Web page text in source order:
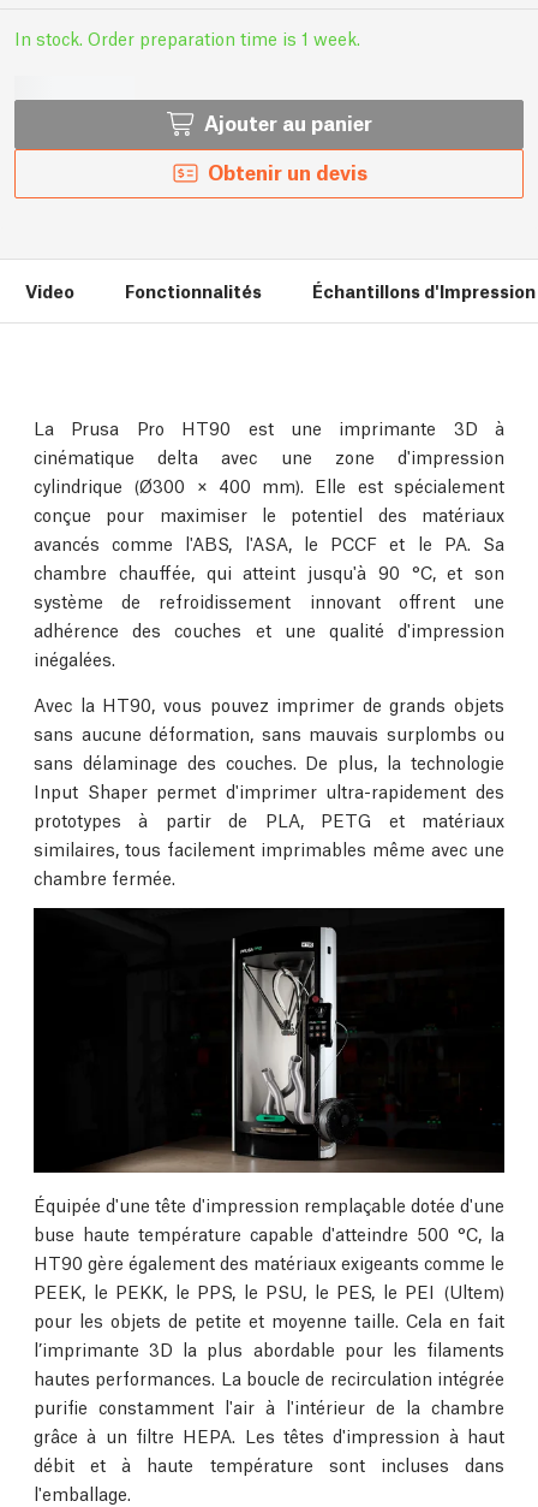
In stock. Order preparation time is 1 week.
Ajouter au panier
Obtenir un devis
Video Fonctionnalités Échantillons d'Impression
La Prusa Pro HT90 est une imprimante 3D à
cinématique delta avec une zone d'impression
cylindrique (Ø300 × 400 mm). Elle est spécialement
conçue pour maximiser le potentiel des matériaux
avancés comme l'ABS, l'ASA, le PCCF et le PA. Sa
chambre chauffée, qui atteint jusqu'à 90 °C, et son
système de refroidissement innovant offrent une
adhérence des couches et une qualité d'impression
inégalées.
Avec la HT90, vous pouvez imprimer de grands objets
sans aucune déformation, sans mauvais surplombs ou
sans délaminage des couches. De plus, la technologie
Input Shaper permet d'imprimer ultra-rapidement des
prototypes à partir de PLA, PETG et matériaux
similaires, tous facilement imprimables même avec une
chambre fermée.
Équipée d'une tête d'impression remplaçable dotée d'une
buse haute température capable d'atteindre 500 °C, la
HT90 gère également des matériaux exigeants comme le
PEEK, le PEKK, le PPS, le PSU, le PES, le PEI (Ultem)
pour les objets de petite et moyenne taille. Cela en fait
l’imprimante 3D la plus abordable pour les filaments
hautes performances. La boucle de recirculation intégrée
purifie constamment l'air à l'intérieur de la chambre
grâce à un filtre HEPA. Les têtes d'impression à haut
débit et à haute température sont incluses dans
l'emballage.